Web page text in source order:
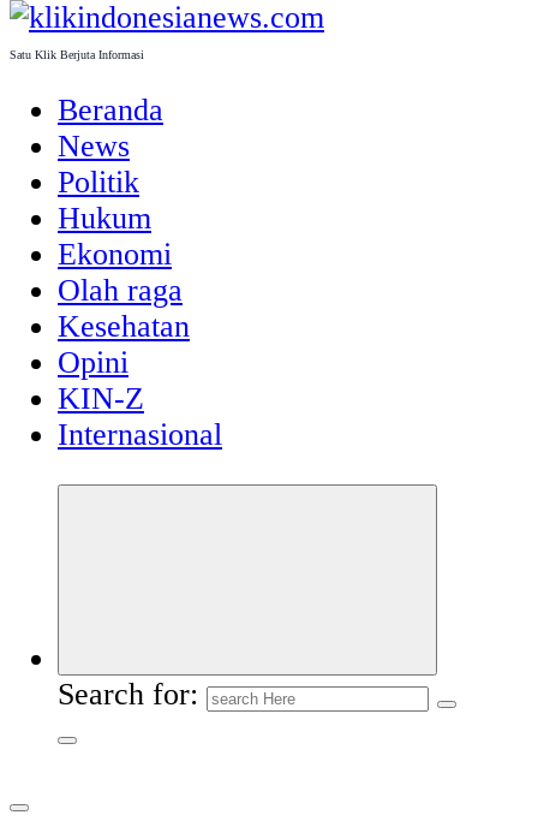
Satu Klik Berjuta Informasi
Beranda
News
Politik
Hukum
Ekonomi
Olah raga
Kesehatan
Opini
KIN-Z
Internasional
Search for: